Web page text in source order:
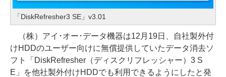
「DiskRefresher3 SE」v3.01
（株）アイ･オー･データ機器は12月19日、自社製外付
けHDDのユーザー向けに無償提供していたデータ消去ソ
フト「DiskRefresher（ディスクリフレッシャー）3 S
E」を他社製外付けHDDでも利用できるようにしたと発